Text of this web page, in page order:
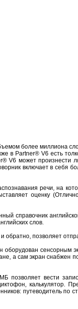
более миллиона
в Partner® V6 есть
V6 может
включает в
речи, на
оценку
справочник
слов.
обратно, позволяет
оборудован сенсорным
а сам экран
позволяет вести
калькулятор.
путеводитель по